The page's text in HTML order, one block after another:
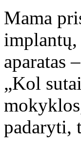
Mama
implantų,
aparatas
„Kol
padaryti,